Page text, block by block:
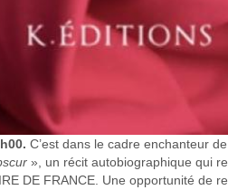
C’est dans le cadre enchanteur
», un récit autobiographique qui
DE FRANCE. Une opportunité de